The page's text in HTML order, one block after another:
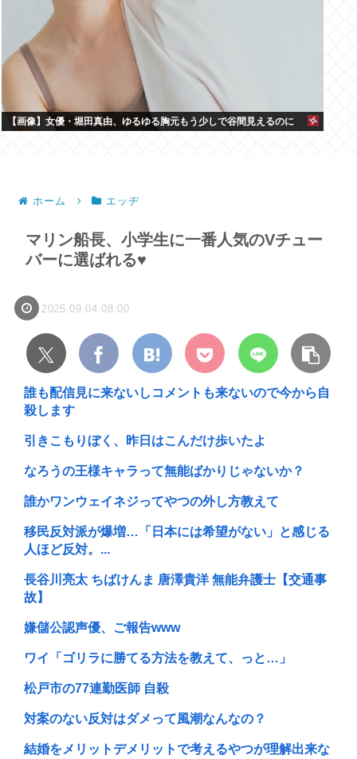
【画像】女優・堀田真由、ゆるゆる胸元もう少しで谷間見えるのに
ホーム エッヂ
マリン船長、小学生に一番人気のVチュー
バーに選ばれる♥
2025.09.04 08:00
誰も配信見に来ないしコメントも来ないので今から自
殺します
引きこもりぼく、昨日はこんだけ歩いたよ
なろうの王様キャラって無能ばかりじゃないか？
誰かワンウェイネジってやつの外し方教えて
移民反対派が爆増…「日本には希望がない」と感じる
人ほど反対。...
長谷川亮太 ちばけんま 唐澤貴洋 無能弁護士【交通事
故】
嫌儲公認声優、ご報告www
ワイ「ゴリラに勝てる方法を教えて、っと…」
松戸市の77連勤医師 自殺
対案のない反対はダメって風潮なんなの？
結婚をメリットデメリットで考えるやつが理解出来な